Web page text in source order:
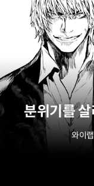
분위기를
와이